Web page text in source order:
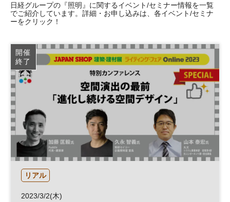
日経グループの『照明』に関するイベント/セミナー情報を一覧
でご紹介しています。詳細・お申し込みは、各イベント/セミナ
ーをクリック！
開催
終了
リアル
2023/3/2(木)